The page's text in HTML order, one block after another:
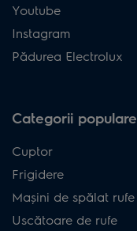
Youtube
Instagram
Pădurea Electrolux
Categorii populare
Cuptor
Frigidere
Mașini de spălat rufe
Uscătoare de rufe